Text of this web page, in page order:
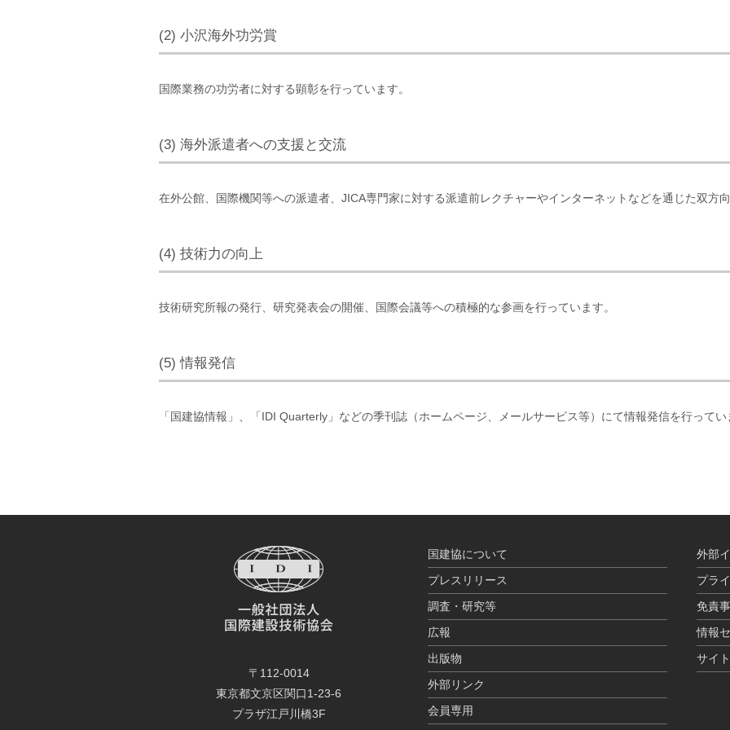
(2) 小沢海外功労賞
国際業務の功労者に対する顕彰を行っています。
(3) 海外派遣者への支援と交流
在外公館、国際機関等への派遣者、JICA専門家に対する派遣前レクチャーやインターネットなどを通じた双方
(4) 技術力の向上
技術研究所報の発行、研究発表会の開催、国際会議等への積極的な参画を行っています。
(5) 情報発信
「国建協情報」、「IDI Quarterly」などの季刊誌（ホームページ、メールサービス等）にて情報発信を行ってい
〒112-0014
東京都文京区関口1-23-6
プラザ江戸川橋3F
国建協について
プレスリリース
調査・研究等
広報
出版物
外部リンク
会員専用
外部
プラ
免責
情報
サイ